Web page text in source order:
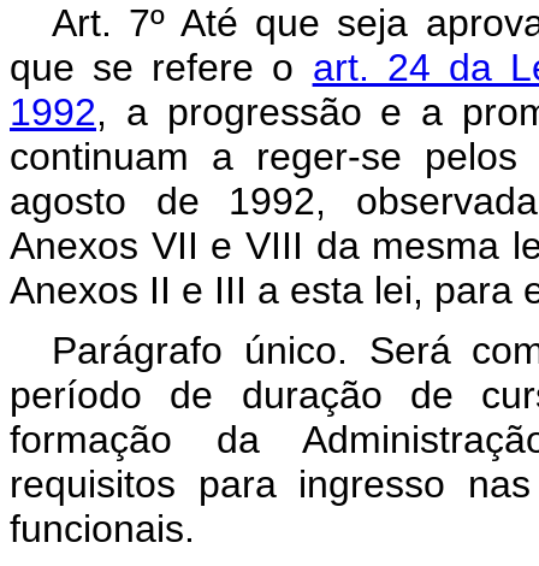
Art. 7º Até que seja
que se refere o art. 24 da
1992, a progressão e a
continuam a reger-se
agosto de 1992,
Anexos VII e VIII da mesma
Anexos II e III a esta lei, para
Parágrafo único. Será
período de duração de
formação da
requisitos para ingresso
funcionais.